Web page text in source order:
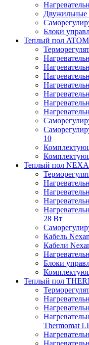
Двужильные
Блоки
Теплый пол ATOM
10
Теплый пол
28 Вт
Кабель
Кабели
Блоки
Теплый пол
Thermomat